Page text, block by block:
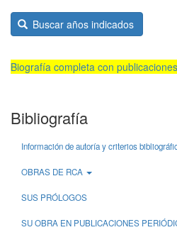
Buscar años indicados
Biografía completa con publicaciones
Bibliografía
Información de autoría y criterios
OBRAS DE RCA
SUS PRÓLOGOS
SU OBRA EN PUBLICACIONES